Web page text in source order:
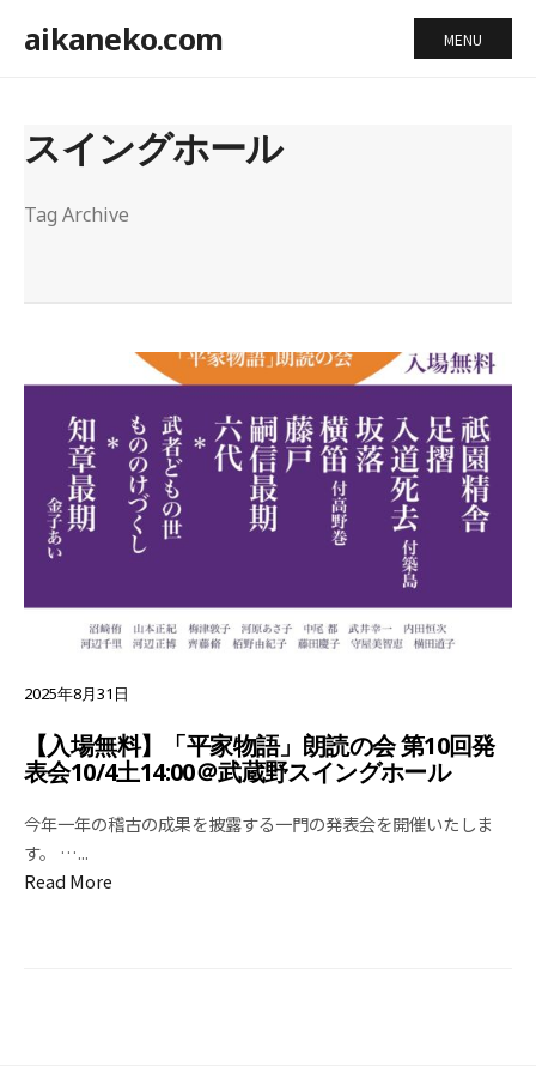
aikaneko.com MENU
スイングホール
Tag Archive
2025年8月31日
【入場無料】「平家物語」朗読の会 第10回発
表会10/4土14:00＠武蔵野スイングホール
今年一年の稽古の成果を披露する一門の発表会を開催いたしま
す。 …...
Read More